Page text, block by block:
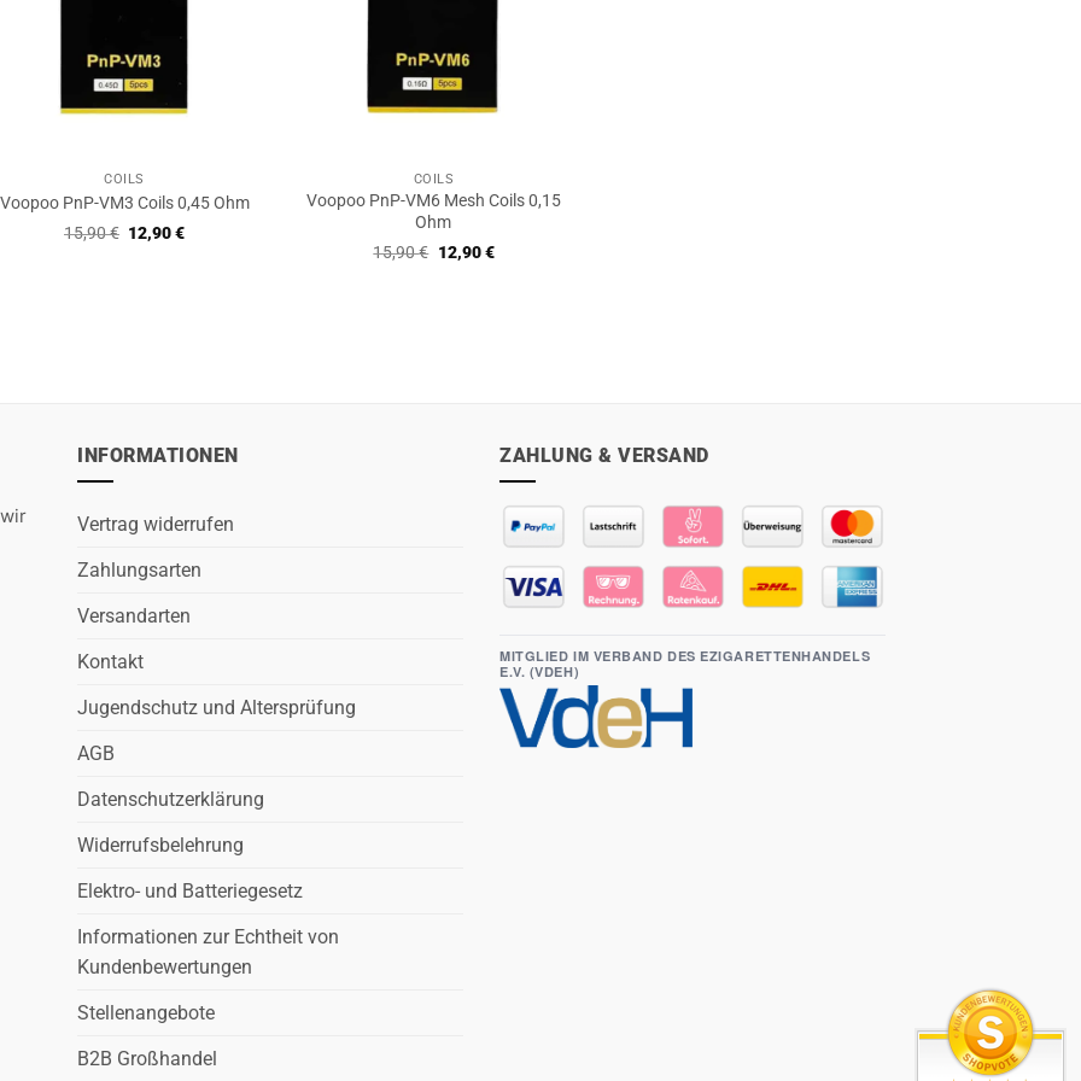
COILS
Voopoo PnP-VM3 Coils 0,45 Ohm
15,90€ Ursprünglicher
12,90€Aktueller
COILS
Voopoo PnP-VM6 Mesh Coils 0,15
Ohm
15,90€ Ursprünglicher
12,90€Aktueller
INFORMATIONEN
Vertrag widerrufen
Zahlungsarten
Versandarten
Kontakt
Jugendschutz und Altersprüfung
AGB
Datenschutzerklärung
Widerrufsbelehrung
Elektro- und Batteriegesetz
Informationen zur Echtheit von
Kundenbewertungen
Stellenangebote
B2B Großhandel
ZAHLUNG & VERSAND
MITGLIED IM VERBAND DES EZIGARETTENHANDELS
E.V. (VDEH)